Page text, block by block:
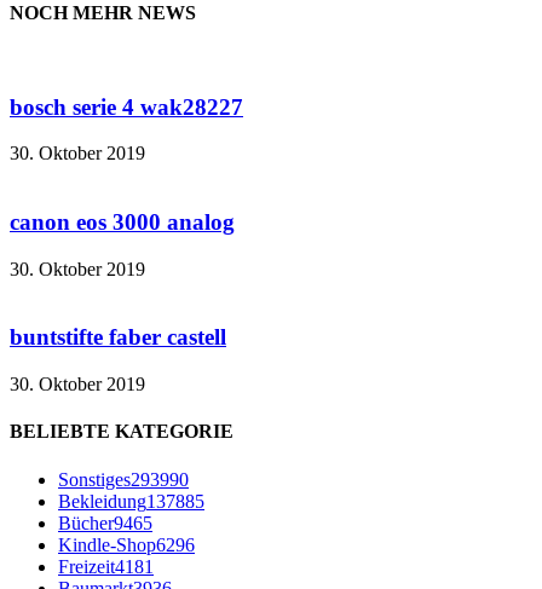
NOCH MEHR NEWS
bosch serie 4 wak28227
30. Oktober 2019
canon eos 3000 analog
30. Oktober 2019
buntstifte faber castell
30. Oktober 2019
BELIEBTE KATEGORIE
Sonstiges293990
Bekleidung137885
Bücher9465
Kindle-Shop6296
Freizeit4181